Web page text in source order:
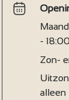
- 18:00
Zon-
alleen